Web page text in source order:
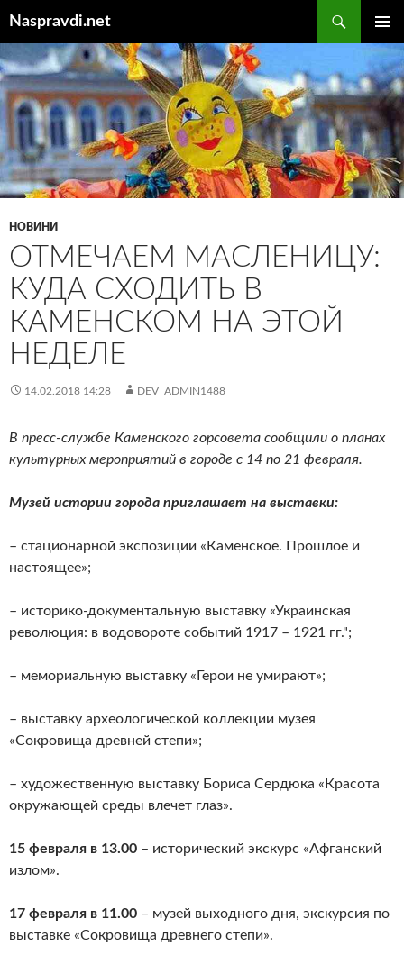
вмісту
Naspravdi.net
МЕНЮ
НОВИНИ
ОТМЕЧАЕМ МАСЛЕНИЦУ:
КУДА СХОДИТЬ В
КАМЕНСКОМ НА ЭТОЙ
НЕДЕЛЕ
14.02.2018 14:28 DEV_ADMIN1488
В пресс-службе Каменского горсовета сообщили о планах
культурных мероприятий в городе с 14 по 21 февраля.
Музей истории города приглашает на выставки:
– стационарной экспозиции «Каменское. Прошлое и
настоящее»;
– историко-документальную выставку «Украинская
революция: в водовороте событий 1917 – 1921 гг.";
– мемориальную выставку «Герои не умирают»;
– выставку археологической коллекции музея
«Сокровища древней степи»;
– художественную выставку Бориса Сердюка «Красота
окружающей среды влечет глаз».
15 февраля в 13.00 – исторический экскурс «Афганский
излом».
17 февраля в 11.00 – музей выходного дня, экскурсия по
выставке «Сокровища древнего степи».